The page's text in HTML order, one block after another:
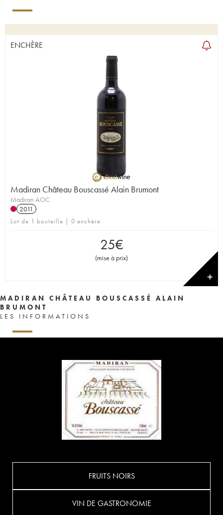
ENCHÈRE
Madiran Château Bouscassé Alain Brumont
Madiran AOC
2011
Lot de 1 bouteille | 0 enchère
25€
(mise à prix)
✕
MADIRAN CHÂTEAU BOUSCASSÉ ALAIN
BRUMONT
LES INFORMATIONS
FRUITS NOIRS
VIN DE GASTRONOMIE